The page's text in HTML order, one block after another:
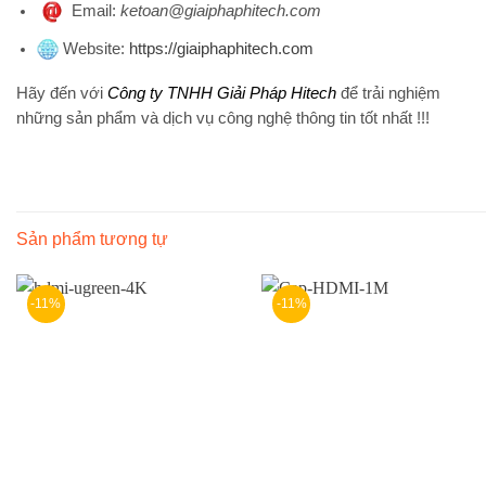
Email: ketoan@giaiphaphitech.com
Website: https://giaiphaphitech.com
Hãy đến với Công ty TNHH Giải Pháp Hitech để trải nghiệm
những sản phẩm và dịch vụ công nghệ thông tin tốt nhất !!!
Sản phẩm tương tự
-11% -11%